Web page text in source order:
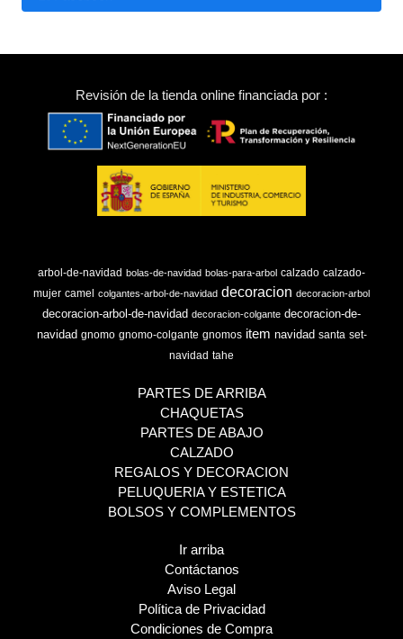
Revisión de la tienda online financiada por :
arbol-de-navidad bolas-de-navidad bolas-para-arbol calzado calzado-
mujer camel colgantes-arbol-de-navidad decoracion decoracion-arbol
decoracion-arbol-de-navidad decoracion-colgante decoracion-de-
navidad gnomo gnomo-colgante gnomos item navidad santa set-
navidad tahe
PARTES DE ARRIBA
CHAQUETAS
PARTES DE ABAJO
CALZADO
REGALOS Y DECORACION
PELUQUERIA Y ESTETICA
BOLSOS Y COMPLEMENTOS
Ir arriba
Contáctanos
Aviso Legal
Política de Privacidad
Condiciones de Compra